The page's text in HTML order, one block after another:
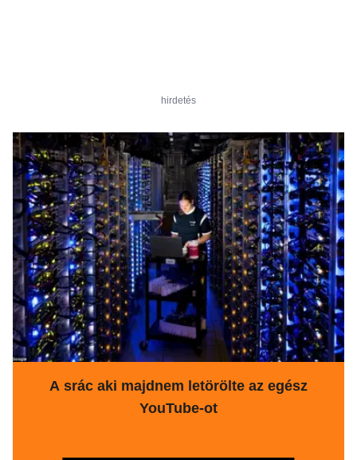
hirdetés
A srác aki majdnem letörölte az egész
YouTube-ot